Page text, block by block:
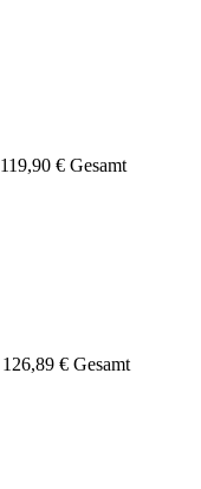
119,90 € Gesamt
126,89 € Gesamt